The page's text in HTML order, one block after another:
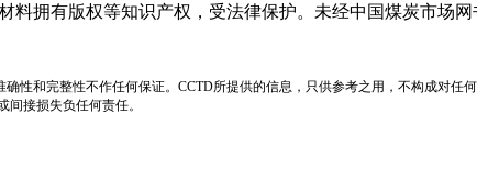
料拥有版权等知识产权，受法律保护。未经中国煤炭市场
性和完整性不作任何保证。CCTD所提供的信息，只供参考之用，不构成对
接损失负任何责任。